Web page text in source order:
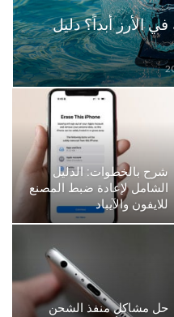
الأرز أبداً؟ دليل
شرح بالخطوات: الدليل
الشامل لإعادة ضبط المصنع
للايفون والآيباد
حل مشاكل منفذ الشحن